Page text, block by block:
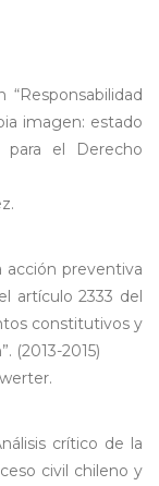
imagen: estado
para el Derecho
acción preventiva
artículo 2333 del
constitutivos y
(2013-2015)
crítico de la
civil chileno y